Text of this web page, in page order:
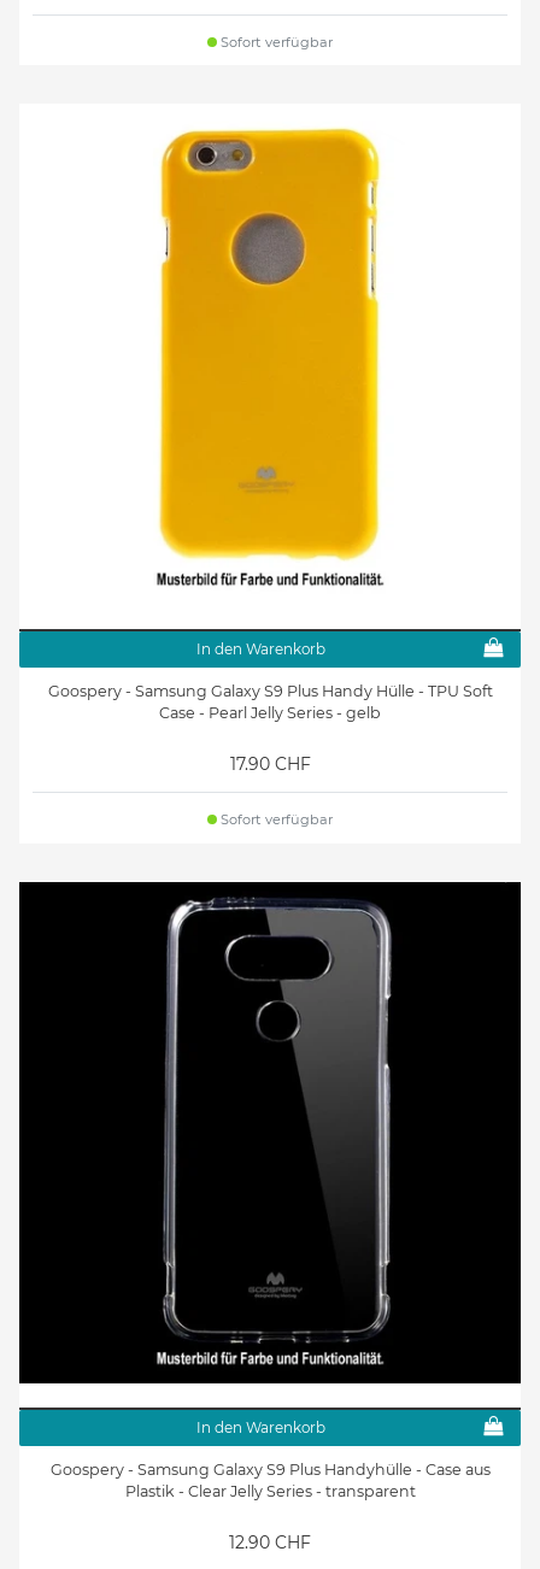
Sofort verfügbar
In den Warenkorb
Goospery - Samsung Galaxy S9 Plus Handy Hülle - TPU Soft
Case - Pearl Jelly Series - gelb
17.90 CHF
Sofort verfügbar
In den Warenkorb
Goospery - Samsung Galaxy S9 Plus Handyhülle - Case aus
Plastik - Clear Jelly Series - transparent
12.90 CHF